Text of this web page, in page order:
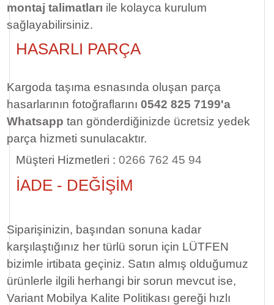
montaj talimatları ile kolayca kurulum
sağlayabilirsiniz.
HASARLI PARÇA
Kargoda taşıma esnasında oluşan parça
hasarlarının fotoğraflarını 0542 825 7199'a
Whatsapp tan gönderdiğinizde ücretsiz yedek
parça hizmeti sunulacaktır.
Müşteri Hizmetleri : 0266 762 45 94
İADE - DEĞİŞİM
Siparişinizin, başından sonuna kadar
karşılaştığınız her türlü sorun için LÜTFEN
bizimle irtibata geçiniz. Satın almış olduğumuz
ürünlerle ilgili herhangi bir sorun mevcut ise,
Variant Mobilya Kalite Politikası gereği hızlı